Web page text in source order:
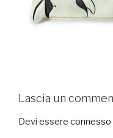
Lascia un
Devi essere connesso